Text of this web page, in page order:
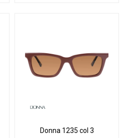
Donna 1235 col 3